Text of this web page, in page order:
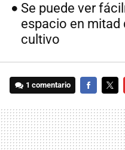
Se puede ver
espacio en mitad
cultivo
1 comentario